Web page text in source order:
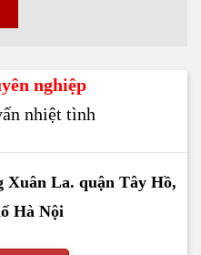
nghiệp
nhiệt tình
Xuân La. quận Tây Hồ,
Hà Nội